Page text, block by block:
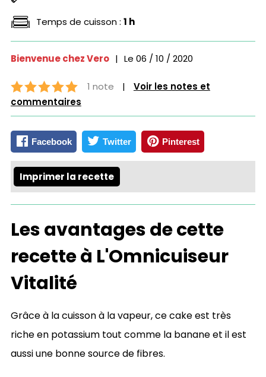
Temps de cuisson : 1 h
Bienvenue chez Vero | Le 06 / 10 / 2020
1 note |
Voir les notes et
commentaires
Facebook Twitter Pinterest
Imprimer la recette
Les avantages de cette
recette à L'Omnicuiseur
Vitalité
Grâce à la cuisson à la vapeur, ce cake est très
riche en potassium tout comme la banane et il est
aussi une bonne source de fibres.